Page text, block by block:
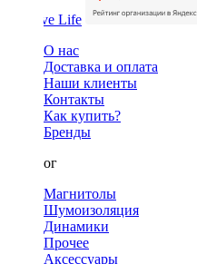
О нас
Доставка и оплата
Наши клиенты
Контакты
Как купить?
Бренды
Каталог
Магнитолы
Шумоизоляция
Динамики
Прочее
Аксессуары